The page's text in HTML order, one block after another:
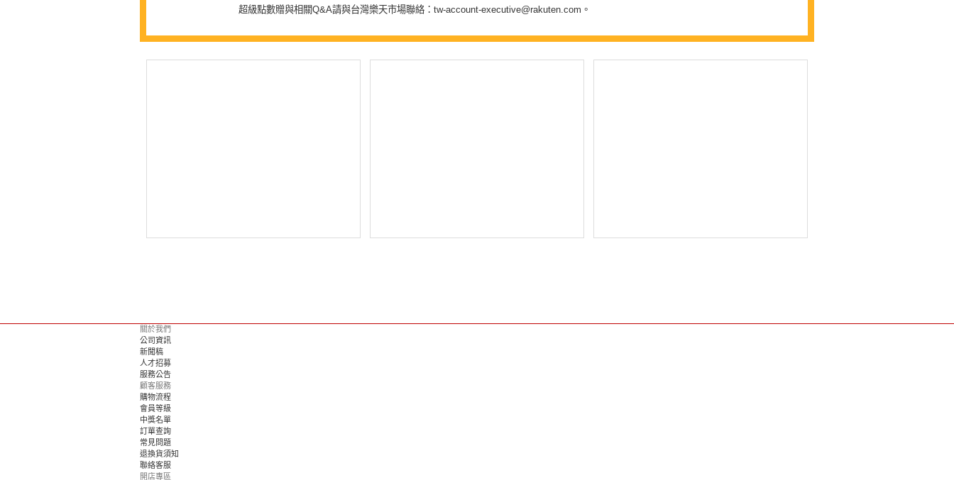
超級點數贈與相關Q&A請與台灣樂天市場聯絡：tw-account-executive@rakuten.com。
關於我們
公司資訊
新聞稿
人才招募
服務公告
顧客服務
購物流程
會員等級
中獎名單
訂單查詢
常見問題
退換貨須知
聯絡客服
開店專區